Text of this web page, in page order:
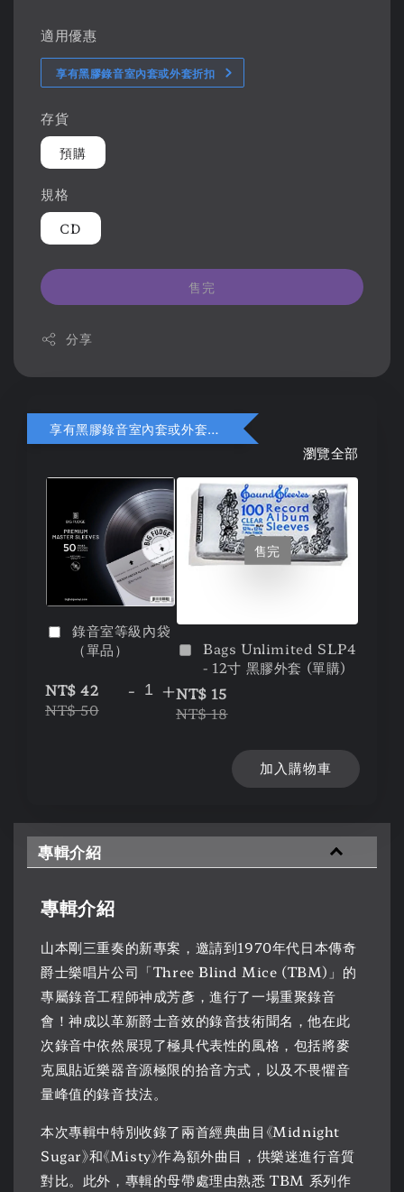
適用優惠
享有黑膠錄音室內套或外套折扣
存貨
預購
規格
CD
售完
分享
享有黑膠錄音室內套或外套折扣
瀏覽全部
錄音室等級內袋
（單品）
NT$ 42
NT$ 50
- +
售完
Bags Unlimited SLP4
- 12寸 黑膠外套 (單購)
NT$ 15
NT$ 18
加入購物車
專輯介紹
專輯介紹
山本剛三重奏的新專案，邀請到1970年代日本傳奇
爵士樂唱片公司「Three Blind Mice (TBM)」的
專屬錄音工程師神成芳彥，進行了一場重聚錄音
會！神成以革新爵士音效的錄音技術聞名，他在此
次錄音中依然展現了極具代表性的風格，包括將麥
克風貼近樂器音源極限的拾音方式，以及不畏懼音
量峰值的錄音技法。
本次專輯中特別收錄了兩首經典曲目《Midnight
Sugar》和《Misty》作為額外曲目，供樂迷進行音質
對比。此外，專輯的母帶處理由熟悉 TBM 系列作